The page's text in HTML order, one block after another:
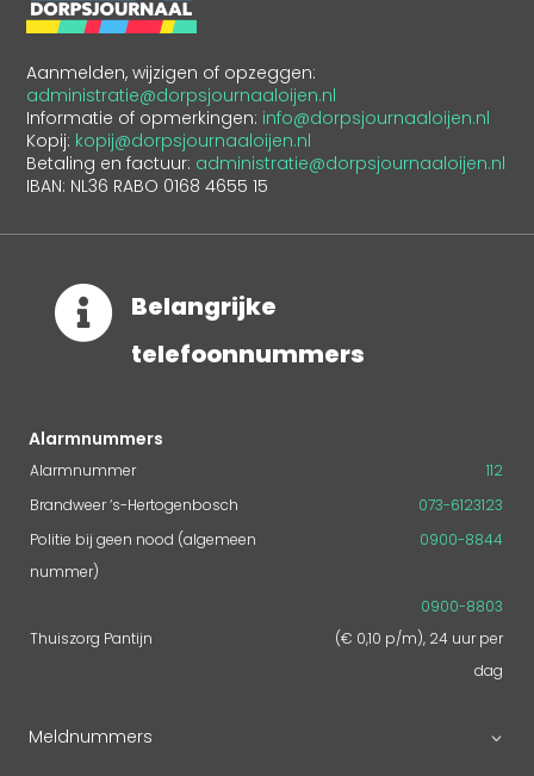
Aanmelden, wijzigen of opzeggen:
administratie@dorpsjournaaloijen.nl
Informatie of opmerkingen: info@dorpsjournaaloijen.nl
Kopij: kopij@dorpsjournaaloijen.nl
Betaling en factuur: administratie@dorpsjournaaloijen.nl
IBAN: NL36 RABO 0168 4655 15

Belangrijke
telefoonnummers
Alarmnummers
Alarmnummer
112
Brandweer ‘s-Hertogenbosch
073-6123123
Politie bij geen nood (algemeen
nummer)
0900-8844
Thuiszorg Pantijn
0900-8803
(€ 0,10 p/m), 24 uur per
dag
Meldnummers